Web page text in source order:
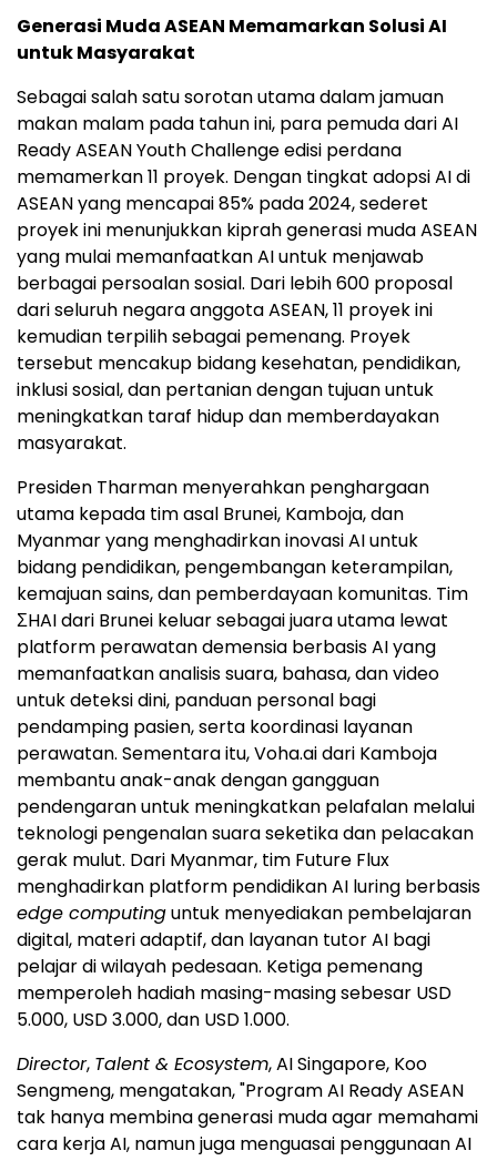
Generasi Muda ASEAN Memamarkan Solusi AI
untuk Masyarakat
Sebagai salah satu sorotan utama dalam jamuan
makan malam pada tahun ini, para pemuda dari AI
Ready ASEAN Youth Challenge edisi perdana
memamerkan 11 proyek. Dengan tingkat adopsi AI di
ASEAN yang mencapai 85% pada 2024, sederet
proyek ini menunjukkan kiprah generasi muda ASEAN
yang mulai memanfaatkan AI untuk menjawab
berbagai persoalan sosial. Dari lebih 600 proposal
dari seluruh negara anggota ASEAN, 11 proyek ini
kemudian terpilih sebagai pemenang. Proyek
tersebut mencakup bidang kesehatan, pendidikan,
inklusi sosial, dan pertanian dengan tujuan untuk
meningkatkan taraf hidup dan memberdayakan
masyarakat.
Presiden Tharman menyerahkan penghargaan
utama kepada tim asal Brunei, Kamboja, dan
Myanmar yang menghadirkan inovasi AI untuk
bidang pendidikan, pengembangan keterampilan,
kemajuan sains, dan pemberdayaan komunitas. Tim
ΣHAI dari Brunei keluar sebagai juara utama lewat
platform perawatan demensia berbasis AI yang
memanfaatkan analisis suara, bahasa, dan video
untuk deteksi dini, panduan personal bagi
pendamping pasien, serta koordinasi layanan
perawatan. Sementara itu, Voha.ai dari Kamboja
membantu anak-anak dengan gangguan
pendengaran untuk meningkatkan pelafalan melalui
teknologi pengenalan suara seketika dan pelacakan
gerak mulut. Dari Myanmar, tim Future Flux
menghadirkan platform pendidikan AI luring berbasis
edge computinguntuk menyediakan pembelajaran
digital, materi adaptif, dan layanan tutor AI bagi
pelajar di wilayah pedesaan. Ketiga pemenang
memperoleh hadiah masing-masing sebesar USD
5.000, USD 3.000, dan USD 1.000.
Director, Talent & Ecosystem, AI Singapore, Koo
Sengmeng, mengatakan, "Program AI Ready ASEAN
tak hanya membina generasi muda agar memahami
cara kerja AI, namun juga menguasai penggunaan AI